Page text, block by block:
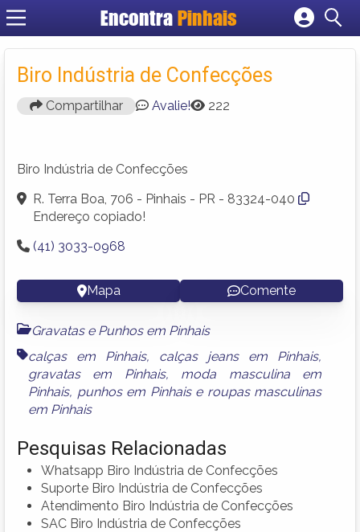
Encontra Pinhais
Cadastrar empresa
Fazer login
Criar conta
Biro Indústria de Confecções
Compartilhar Avalie! 222
Biro Indústria de Confecções
R. Terra Boa, 706 - Pinhais - PR - 83324-040
Endereço copiado!
(41) 3033-0968
Mapa Comente
Gravatas e Punhos em Pinhais
calças em Pinhais, calças jeans em Pinhais,
gravatas em Pinhais, moda masculina em
Pinhais, punhos em Pinhaise roupas masculinas
em Pinhais
Pesquisas Relacionadas
Whatsapp Biro Indústria de Confecções
Suporte Biro Indústria de Confecções
Atendimento Biro Indústria de Confecções
SAC Biro Indústria de Confecções